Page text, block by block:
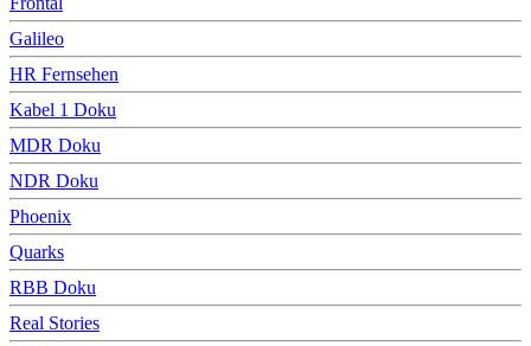
Galileo
HR Fernsehen
Kabel 1 Doku
MDR Doku
NDR Doku
Phoenix
Quarks
RBB Doku
Real Stories